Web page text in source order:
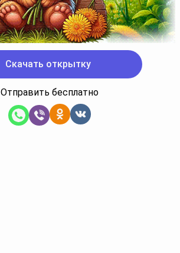
Скачать открытку
Отправить бесплатно